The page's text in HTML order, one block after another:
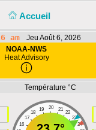
Accueil
am
Jeu Août 6, 2026
NOAA-NWS
Heat Advisory
Température °C
20
19 21
18
22
17
23
16
24